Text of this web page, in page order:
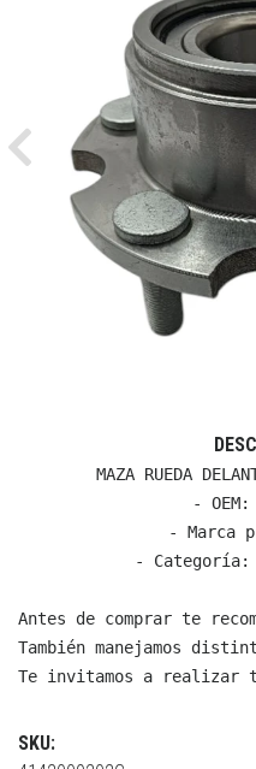
Previous
MAZA RUEDA
- OEM:
- Marca
- Categoría:
Antes de comprar te
También manejamos
Te invitamos a realizar
SKU: